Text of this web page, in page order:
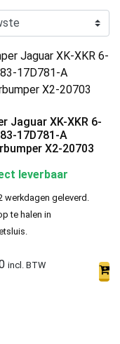
Jaguar XK-XKR 6-
17D781-A
X2-20703
leverbaar
werkdagen geleverd.
te halen in
incl. BTW